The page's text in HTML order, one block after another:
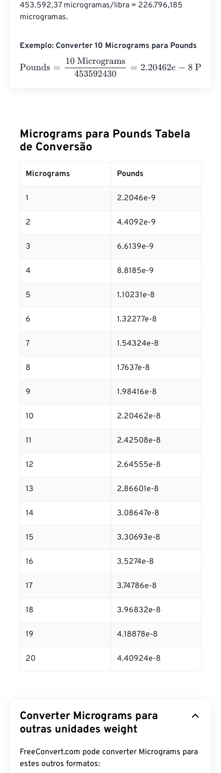
453.592,37 microgramas/libra = 226.796,185
microgramas.
Exemplo: Converter 10 Micrograms para Pounds
Pounds
10 Micrograms453592430 =2.20462 -8
Micrograms para Pounds Tabela
de Conversão
Micrograms Pounds
1 2.2046e-9
2 4.4092e-9
3 6.6139e-9
4 8.8185e-9
5 1.10231e-8
6 1.32277e-8
7 1.54324e-8
8 1.7637e-8
9 1.98416e-8
10 2.20462e-8
11 2.42508e-8
12 2.64555e-8
13 2.86601e-8
14 3.08647e-8
15 3.30693e-8
16 3.5274e-8
17 3.74786e-8
18 3.96832e-8
19 4.18878e-8
20 4.40924e-8
Converter Micrograms para
outras unidades weight
FreeConvert.com pode converter Micrograms para
estes outros formatos: